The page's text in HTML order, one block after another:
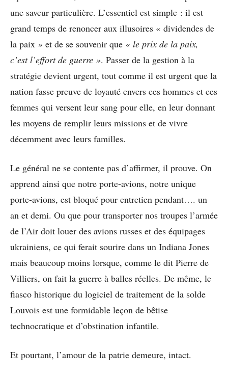
une saveur particulière. L’essentiel est simple : il est
grand temps de renoncer aux illusoires « dividendes de
la paix » et de se souvenir que « le prix de la paix,
c’est l’effort de guerre ». Passer de la gestion à la
stratégie devient urgent, tout comme il est urgent que la
nation fasse preuve de loyauté envers ces hommes et ces
femmes qui versent leur sang pour elle, en leur donnant
les moyens de remplir leurs missions et de vivre
décemment avec leurs familles.
Le général ne se contente pas d’affirmer, il prouve. On
apprend ainsi que notre porte-avions, notre unique
porte-avions, est bloqué pour entretien pendant…. un
an et demi. Ou que pour transporter nos troupes l’armée
de l’Air doit louer des avions russes et des équipages
ukrainiens, ce qui ferait sourire dans un Indiana Jones
mais beaucoup moins lorsque, comme le dit Pierre de
Villiers, on fait la guerre à balles réelles. De même, le
fiasco historique du logiciel de traitement de la solde
Louvois est une formidable leçon de bêtise
technocratique et d’obstination infantile.
Et pourtant, l’amour de la patrie demeure, intact.